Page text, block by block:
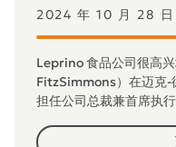
2024 年 10 月 28 日
Leprino 食品公司很高
FitzSimmons）在迈克
担任公司总裁兼首席执行